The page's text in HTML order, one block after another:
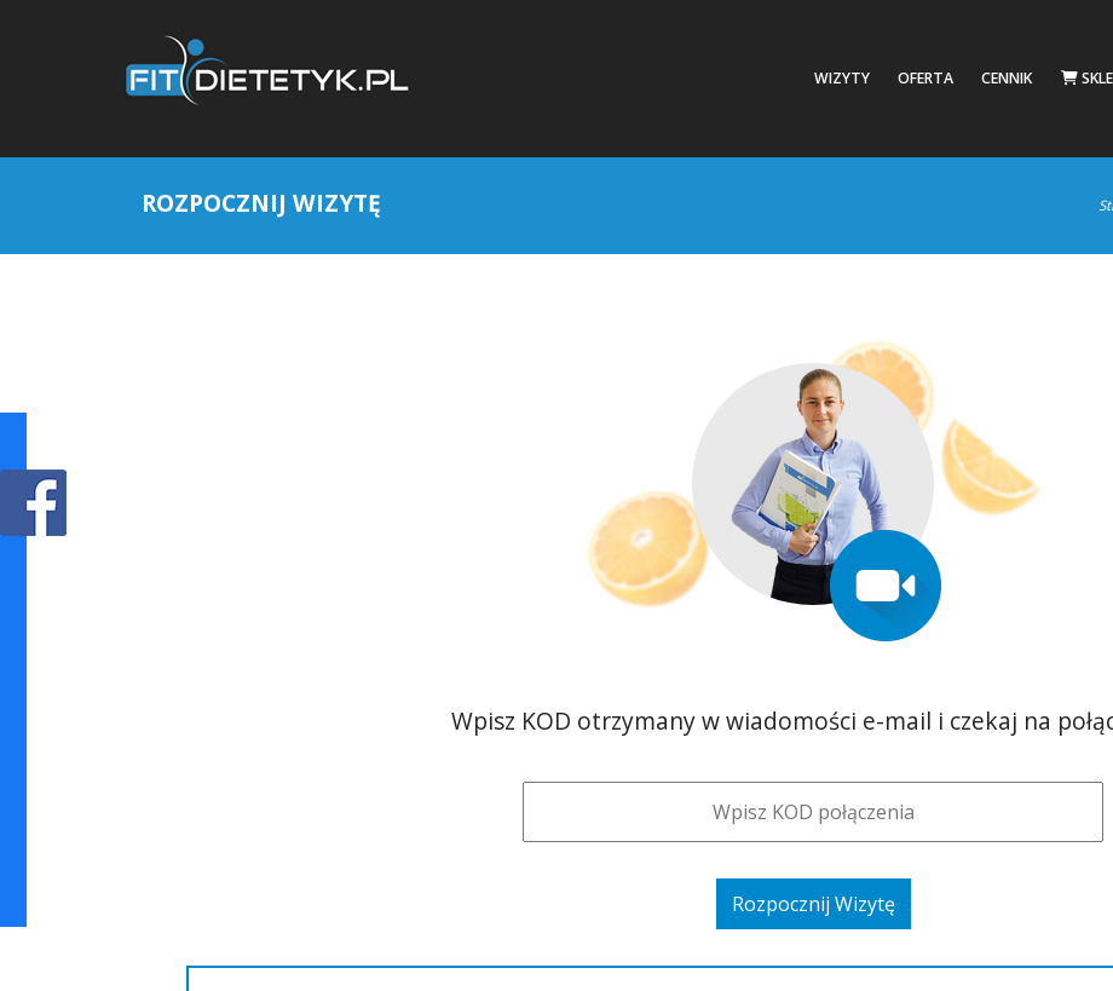
WIZYTY OFERTA CENNIK
ROZPOCZNIJ WIZYTĘ
Wpisz KOD otrzymany w wiadomości e-mail i czekaj na
Rozpocznij Wizytę